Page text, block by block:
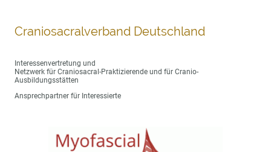
Craniosacralverband Deutschland
Interessenvertretung und
Netzwerk für Craniosacral-Praktizierende und für Cranio-
Ausbildungsstätten
Ansprechpartner für Interessierte